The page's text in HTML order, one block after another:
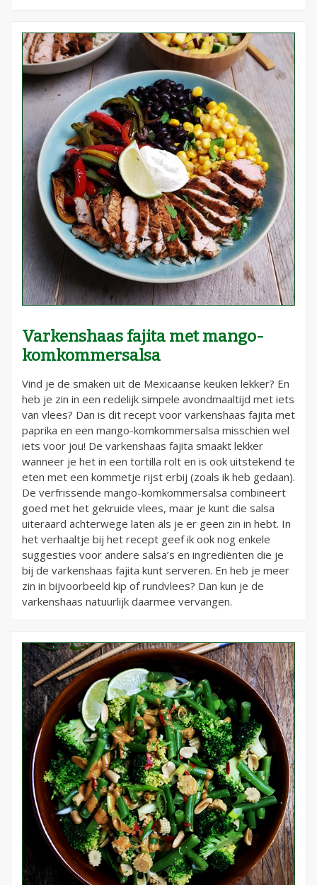
Varkenshaas fajita met mango-
komkommersalsa
Vind je de smaken uit de Mexicaanse keuken lekker? En
heb je zin in een redelijk simpele avondmaaltijd met iets
van vlees? Dan is dit recept voor varkenshaas fajita met
paprika en een mango-komkommersalsa misschien wel
iets voor jou! De varkenshaas fajita smaakt lekker
wanneer je het in een tortilla rolt en is ook uitstekend te
eten met een kommetje rijst erbij (zoals ik heb gedaan).
De verfrissende mango-komkommersalsa combineert
goed met het gekruide vlees, maar je kunt die salsa
uiteraard achterwege laten als je er geen zin in hebt. In
het verhaaltje bij het recept geef ik ook nog enkele
suggesties voor andere salsa’s en ingrediënten die je
bij de varkenshaas fajita kunt serveren. En heb je meer
zin in bijvoorbeeld kip of rundvlees? Dan kun je de
varkenshaas natuurlijk daarmee vervangen.